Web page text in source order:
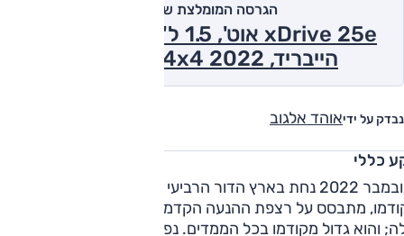
נבדק על ידיאוהד אלגוב
הגרסה המומלצת של אוטו
xDrive 25e אוט', 1.5 ל' טורבו פלאג אין
הייבריד, M-Sport, 4x4 2022
כללי